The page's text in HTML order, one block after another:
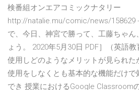
検番組オンエアコミックナタリー
http://natalie.mu/comic/news/158629
で、今日、神宮で勝って、工藤ちゃん
ょう。 2020年5月30日 PDF］（英語
使用しどのようなメリットが見られた
使用をしなくとも基本的な機能だけ
でき 授業におけるGoogle Classroom